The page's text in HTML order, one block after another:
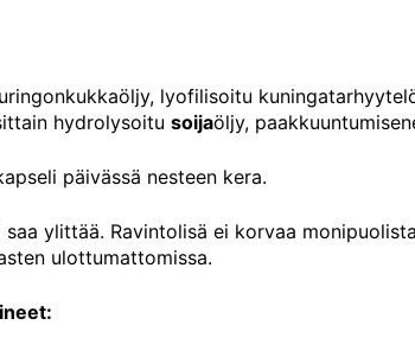
lyofilisoitu
hydrolysoitu soijaöljy,
päivässä nesteen kera.
saa ylittää. Ravintolisä ei korvaa
ulottumattomissa.